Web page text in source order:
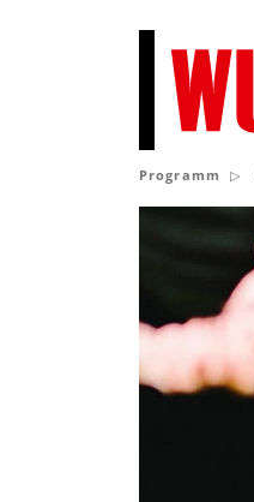
Programm